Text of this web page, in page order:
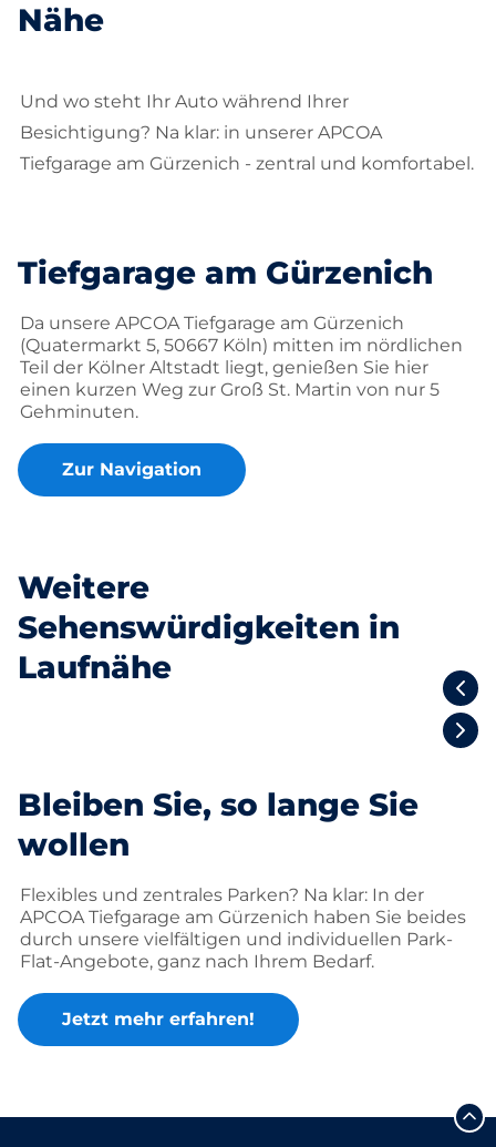
Nähe
Und wo steht Ihr Auto während Ihrer
Besichtigung? Na klar: in unserer APCOA
Tiefgarage am Gürzenich - zentral und komfortabel.
Tiefgarage am Gürzenich
Da unsere APCOA Tiefgarage am Gürzenich
(Quatermarkt 5, 50667 Köln) mitten im nördlichen
Teil der Kölner Altstadt liegt, genießen Sie hier
einen kurzen Weg zur Groß St. Martin von nur 5
Gehminuten.
Zur Navigation
Weitere
Sehenswürdigkeiten in
Laufnähe
Heumarkt
Bleiben Sie, so lange Sie
wollen
Flexibles und zentrales Parken? Na klar: In der
APCOA Tiefgarage am Gürzenich haben Sie beides
durch unsere vielfältigen und individuellen Park-
Flat-Angebote, ganz nach Ihrem Bedarf.
Jetzt mehr erfahren!